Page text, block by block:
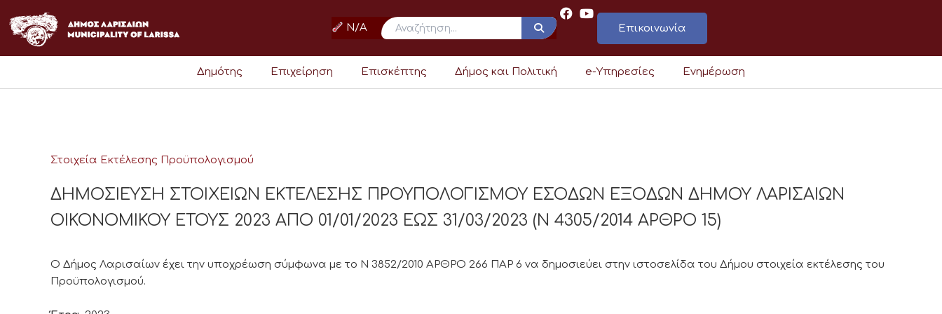
στο
περιεχόμενο
N/A Επικοινωνία
Δημότης Επιχείρηση Επισκέπτης Δήμος και Πολιτική e-Υπηρεσίες Ενημέρωση
Στοιχεία Εκτέλεσης Προϋπολογισμού
ΔΗΜΟΣΙΕΥΣΗ ΣΤΟΙΧΕΙΩΝ ΕΚΤΕΛΕΣΗΣ ΠΡΟΥΠΟΛΟΓΙΣΜΟΥ ΕΣΟΔΩΝ ΕΞΟΔΩΝ ΔΗΜΟΥ ΛΑΡΙΣΑΙΩΝ
ΟΙΚΟΝΟΜΙΚΟΥ ΕΤΟΥΣ 2023 ΑΠΟ 01/01/2023 ΕΩΣ 31/03/2023 (Ν 4305/2014 ΑΡΘΡΟ 15)
Ο Δήμος Λαρισαίων έχει την υποχρέωση σύμφωνα με το Ν 3852/2010 ΑΡΘΡΟ 266 ΠΑΡ 6 να δημοσιεύει στην ιστοσελίδα του Δήμου στοιχεία εκτέλεσης του
Προϋπολογισμού.